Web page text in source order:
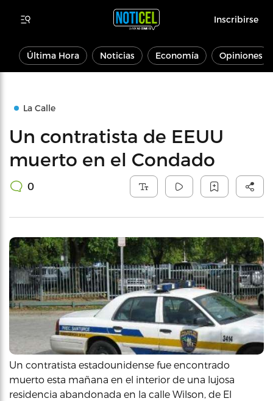
Inscribirse
Última Hora Noticias Economía Opiniones
La Calle
Un contratista de EEUU
muerto en el Condado
0
Un contratista estadounidense fue encontrado
muerto esta mañana en el interior de una lujosa
residencia abandonada en la calle Wilson, de El